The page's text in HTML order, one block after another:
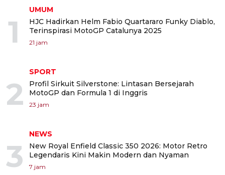
1
UMUM
HJC Hadirkan Helm Fabio Quartararo Funky Diablo,
Terinspirasi MotoGP Catalunya 2025
21 jam
2
SPORT
Profil Sirkuit Silverstone: Lintasan Bersejarah
MotoGP dan Formula 1 di Inggris
23 jam
3
NEWS
New Royal Enfield Classic 350 2026: Motor Retro
Legendaris Kini Makin Modern dan Nyaman
7 jam